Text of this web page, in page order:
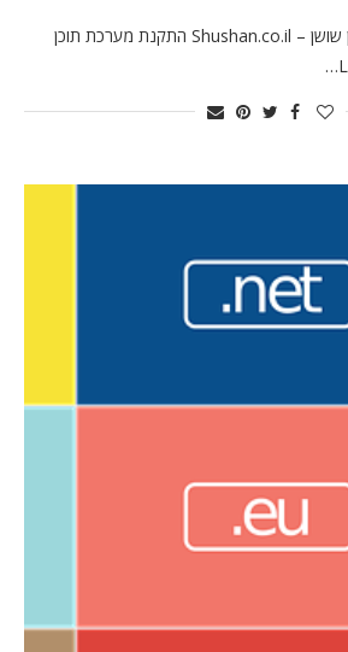
כל הזכויות שמורות לטל בן שושן – Shushan.co.il התקנת מערכת תוכן